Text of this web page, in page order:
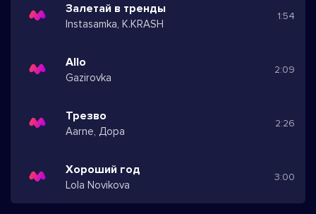
Залетай в тренды
Instasamka, K.KRASH
1:54
Allo
Gazirovka
2:09
Трезво
Aarne, Дора
2:26
Хороший год
Lola Novikova
3:00